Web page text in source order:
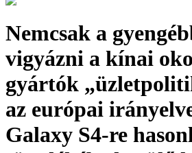
Nemcsak a
vigyázni a kínai
gyártók
az európai
Galaxy S4-re